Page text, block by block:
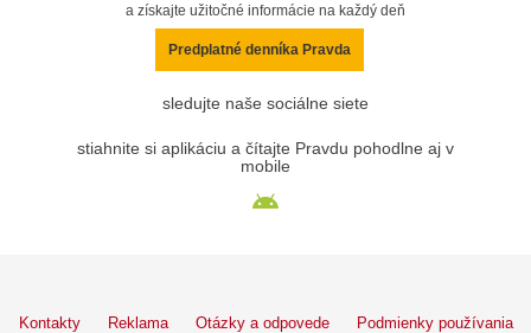
a získajte užitočné informácie na každý deň
Predplatné denníka Pravda
sledujte naše sociálne siete
stiahnite si aplikáciu a čítajte Pravdu pohodlne aj v
mobile
Kontakty Reklama Otázky a odpovede Podmienky používania